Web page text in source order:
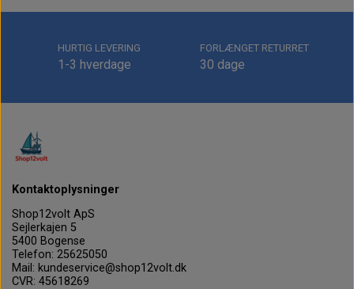
HURTIG LEVERING
1-3 hverdage
FORLÆNGET RETURRET
30 dage
Kontaktoplysninger
Shop12volt ApS
Sejlerkajen 5
5400 Bogense
Telefon: 25625050
Mail: kundeservice@shop12volt.dk
CVR: 45618269